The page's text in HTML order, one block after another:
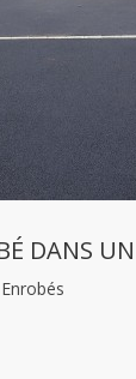
DANS
Enrobés